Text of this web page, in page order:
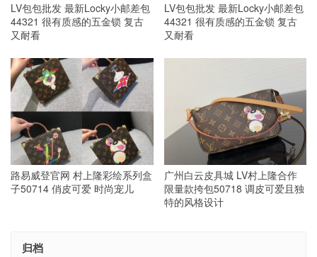
LV包包批发 最新Locky小邮差包
44321 很有质感的五金锁 复古
又耐看
LV包包批发 最新Locky小邮差包
44321 很有质感的五金锁 复古
又耐看
路易威登官网 村上隆彩绘系列盒
子50714 俏皮可爱 时尚宠儿
广州白云皮具城 LV村上隆合作
限量款挎包50718 调皮可爱且独
特的风格设计
归档